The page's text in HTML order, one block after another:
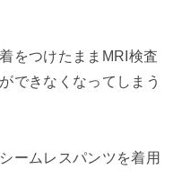
をつけたままMRI検査
できなくなってしまう
ームレスパンツを着用